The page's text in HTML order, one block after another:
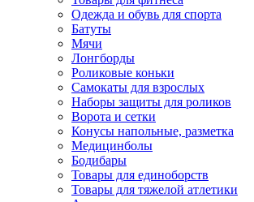
Одежда и обувь для спорта
Батуты
Мячи
Лонгборды
Роликовые коньки
Самокаты для взрослых
Наборы защиты для роликов
Ворота и сетки
Конусы напольные, разметка
Медицинболы
Бодибары
Товары для единоборств
Товары для тяжелой атлетики